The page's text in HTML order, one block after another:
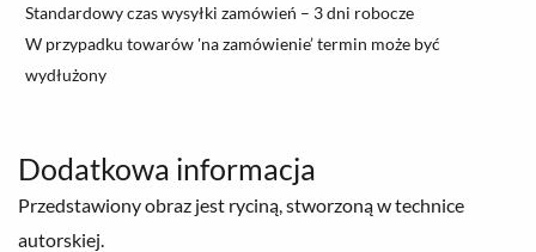
Standardowy czas wysyłki zamówień – 3 dni robocze
W przypadku towarów 'na zamówienie’ termin może być
wydłużony
Dodatkowa informacja
Przedstawiony obraz jest ryciną, stworzoną w technice
autorskiej.